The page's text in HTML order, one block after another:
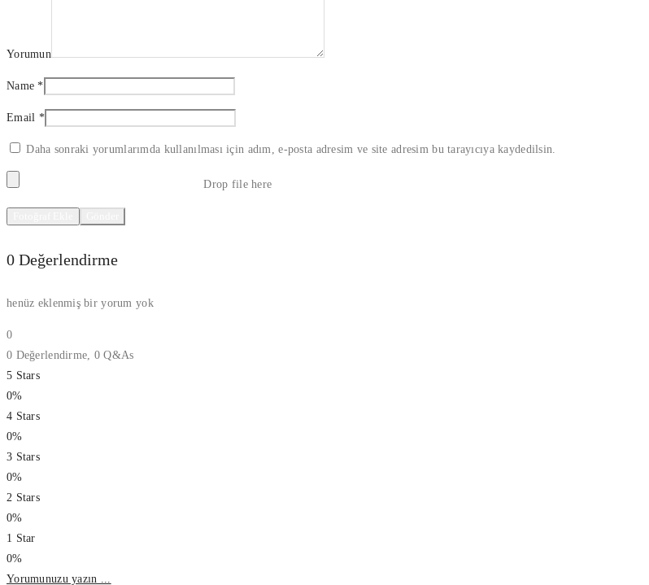
Yorumun
Name*
Email *
Daha sonraki yorumlarımda kullanılması için adım, e-posta adresim ve site adresim bu tarayıcıya kaydedilsin.
Drop file here
0 Değerlendirme
henüz eklenmiş bir yorum yok
0
0 Değerlendirme, 0 Q&As
5 Stars
0%
4 Stars
0%
3 Stars
0%
2 Stars
0%
1 Star
0%
Yorumunuzu yazın ...